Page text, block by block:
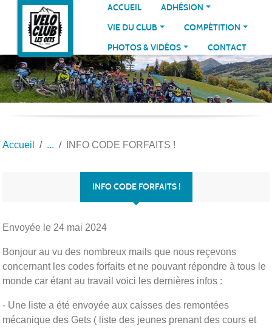
ACCUEIL
ADHÉSION
VIE DU CLUB
COMPÉTITION
PHOTOS & VIDÉOS
CONTACT
Accueil INFO CODE FORFAITS !
INFO CODE FORFAITS !
Envoyée le 24 mai 2024
Bonjour au vu des nombreux mails que nous reçevons
concernant les codes forfaits et ne pouvant répondre à tous le
monde car étant au travail voici les dernières infos :
- Une liste a été envoyée aux caisses des remontées
mécanique des Gets ( liste des jeunes prenant des cours et
Panneau de gestion des cookies